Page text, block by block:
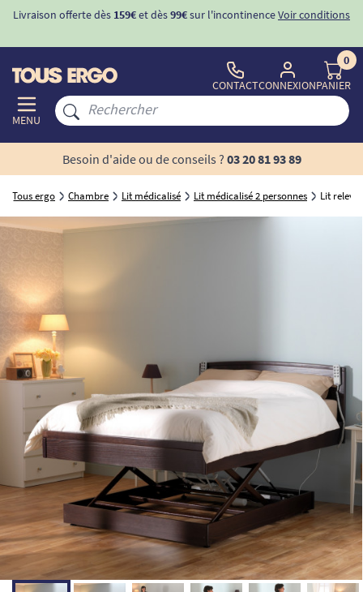
Livraison offerte dès 159€et dès99€sur l'incontinenceVoir conditions
MENU
CONTACTCONNEXION
0
PANIER
Besoin d'aide ou de conseils ? 03 20 81 93 89
Tous ergo Chambre Lit médicalisé Lit médicalisé 2 personnes Lit